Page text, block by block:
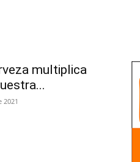
multiplica
2021